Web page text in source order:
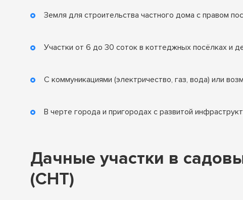
Земля для строительства частного дома с правом
Участки от 6 до 30 соток в коттеджных посёлках и
С коммуникациями (электричество, газ, вода) или
В черте города и пригородах с развитой
Дачные участки в
(СНТ)